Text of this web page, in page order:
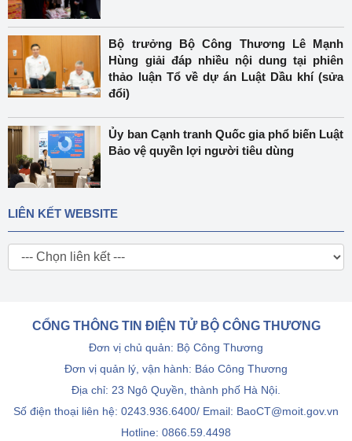
Bộ trưởng Bộ Công Thương Lê Mạnh
Hùng giải đáp nhiều nội dung tại phiên
thảo luận Tổ về dự án Luật Dầu khí (sửa
đổi)
Ủy ban Cạnh tranh Quốc gia phổ biến Luật
Bảo vệ quyền lợi người tiêu dùng
LIÊN KẾT WEBSITE
CỔNG THÔNG TIN ĐIỆN TỬ BỘ CÔNG THƯƠNG
Đơn vị chủ quản: Bộ Công Thương
Đơn vị quản lý, vận hành: Báo Công Thương
Địa chỉ: 23 Ngô Quyền, thành phố Hà Nội.
Số điện thoại liên hệ: 0243.936.6400/ Email: BaoCT@moit.gov.vn
Hotline: 0866.59.4498